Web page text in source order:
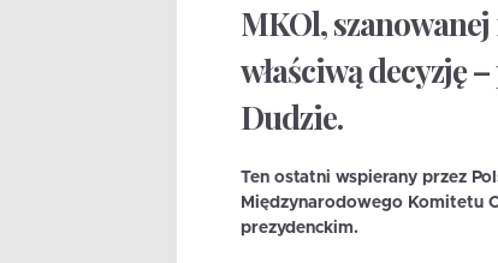
MKOl,
właściwą decyzję
Dudzie.
Ten ostatni wspierany przez
Międzynarodowego Komitetu
prezydenckim.